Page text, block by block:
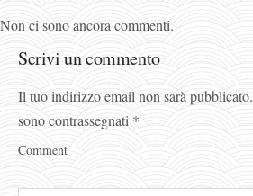
Non ci sono ancora commenti.
Scrivi un commento
Il tuo indirizzo email non sarà pubblicato.
sono contrassegnati *
Comment